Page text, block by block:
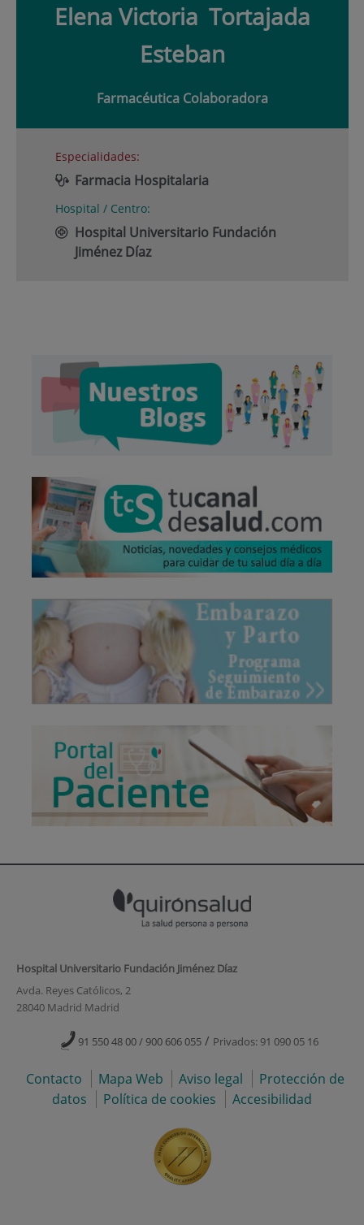
Elena Victoria Tortajada
Esteban
Farmacéutica Colaboradora
Especialidades:
Farmacia Hospitalaria
Hospital / Centro:
Hospital Universitario Fundación
Jiménez Díaz
Hospital Universitario Fundación Jiménez Díaz
Avda. Reyes Católicos, 2
28040 Madrid Madrid
91 550 48 00 / 900 606 055 / Privados: 91 090 05 16
Contacto Mapa Web Aviso legal
Protección de
datos
Política de cookies Accesibilidad